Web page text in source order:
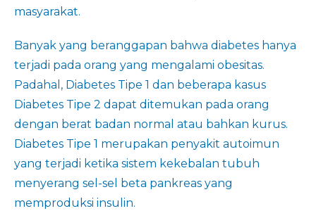
masyarakat.
Banyak yang beranggapan bahwa diabetes hanya
terjadi pada orang yang mengalami obesitas.
Padahal, Diabetes Tipe 1 dan beberapa kasus
Diabetes Tipe 2 dapat ditemukan pada orang
dengan berat badan normal atau bahkan kurus.
Diabetes Tipe 1 merupakan penyakit autoimun
yang terjadi ketika sistem kekebalan tubuh
menyerang sel-sel beta pankreas yang
memproduksi insulin.